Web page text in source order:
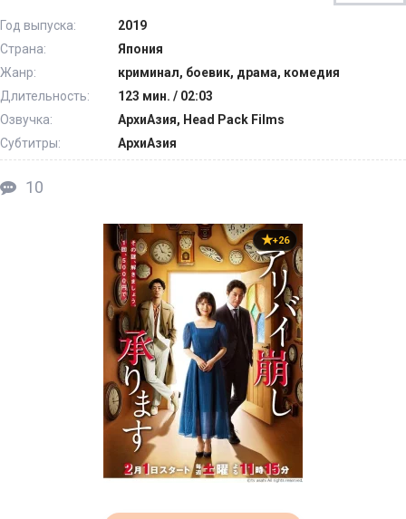
Год выпуска:
2019
Страна:
Япония
Жанр:
криминал, боевик, драма, комедия
Длительность:
123 мин. / 02:03
Озвучка:
АрхиАзия, Head Pack Films
Субтитры:
АрхиАзия
10
+26